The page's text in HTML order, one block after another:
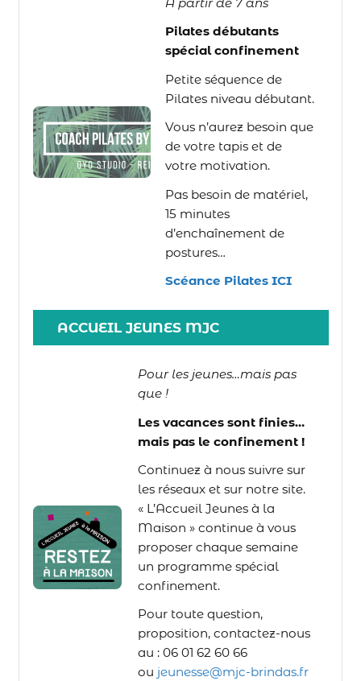
Pilates débutants
spécial confinement
Petite séquence de
Pilates niveau débutant.
Vous n’aurez besoin que
de votre tapis et de
votre motivation.
Pas besoin de matériel,
15 minutes
d’enchaînement de
postures…
Scéance Pilates ICI
ACCUEIL JEUNES MJC
Pour les jeunes…mais pas
que !
Les vacances sont finies…
mais pas le confinement !
Continuez à nous suivre sur
les réseaux et sur notre site.
« L’Accueil Jeunes à la
Maison » continue à vous
proposer chaque semaine
un programme spécial
confinement.
Pour toute question,
proposition, contactez-nous
au : 06 01 62 60 66
ou jeunesse@mjc-brindas.fr